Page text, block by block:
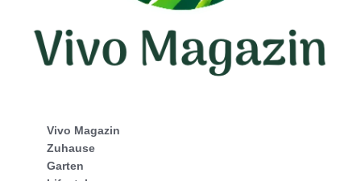
Vivo Magazin
Zuhause
Garten